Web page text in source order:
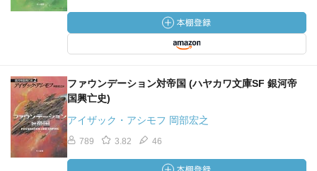
ファウンデーション対帝国 (ハヤカワ文庫SF 銀河帝
国興亡史)
アイザック・アシモフ 岡部宏之
789 3.82 46